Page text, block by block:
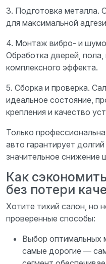
3. Подготовка металла.
для максимальной
4. Монтаж вибро- и
Обработка дверей,
комплексного эффекта.
5. Сборка и проверка.
идеальное состояние,
крепления и качество
Только
авто гарантирует
значительное
Как
без потери
Хотите тихий салон, но
проверенные способы:
Выбор оптимальных
самые дорогие —